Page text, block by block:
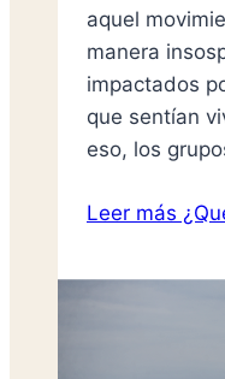
aquel
manera
impactados
que sentían
eso, los
Leer más